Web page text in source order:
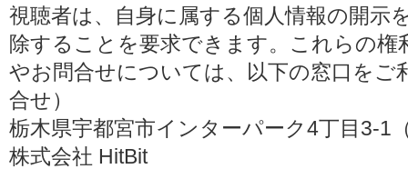
視聴者は、自身に属する個人情報の開示
除することを要求できます。これらの権
やお問合せについては、以下の窓口をご
合せ）
栃木県宇都宮市インターパーク4丁目3-1
株式会社 HitBit